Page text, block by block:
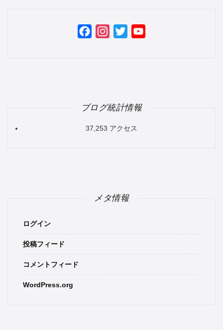
FacebookInstagram
Twitter
ブログ統計情報
37,253 アクセス
メタ情報
ログイン
投稿フィード
コメントフィード
WordPress.org